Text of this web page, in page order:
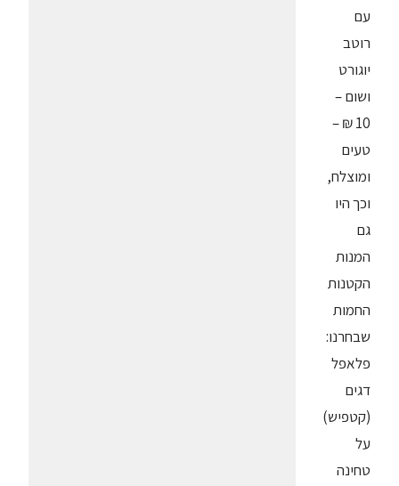
עם
רוטב
יוגורט
ושום –
10 ₪ –
טעים
ומוצלח,
וכך היו
גם
המנות
הקטנות
החמות
שבחרנו:
פלאפל
דגים
(קטפיש)
על
טחינה